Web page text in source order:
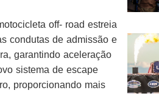
off- road estreia
condutas de admissão e
garantindo aceleração
sistema de escape
proporcionando mais